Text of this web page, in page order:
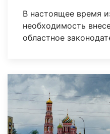
В настоящее время
необходимость
областное